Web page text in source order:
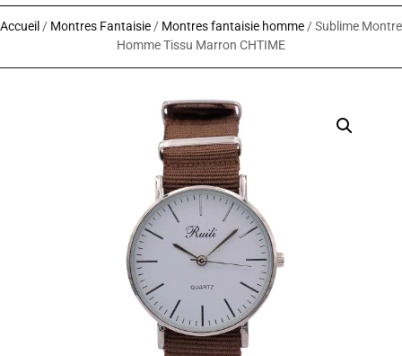
Accueil / Montres Fantaisie/ Montres fantaisie homme/ Sublime Montre
Homme Tissu Marron CHTIME